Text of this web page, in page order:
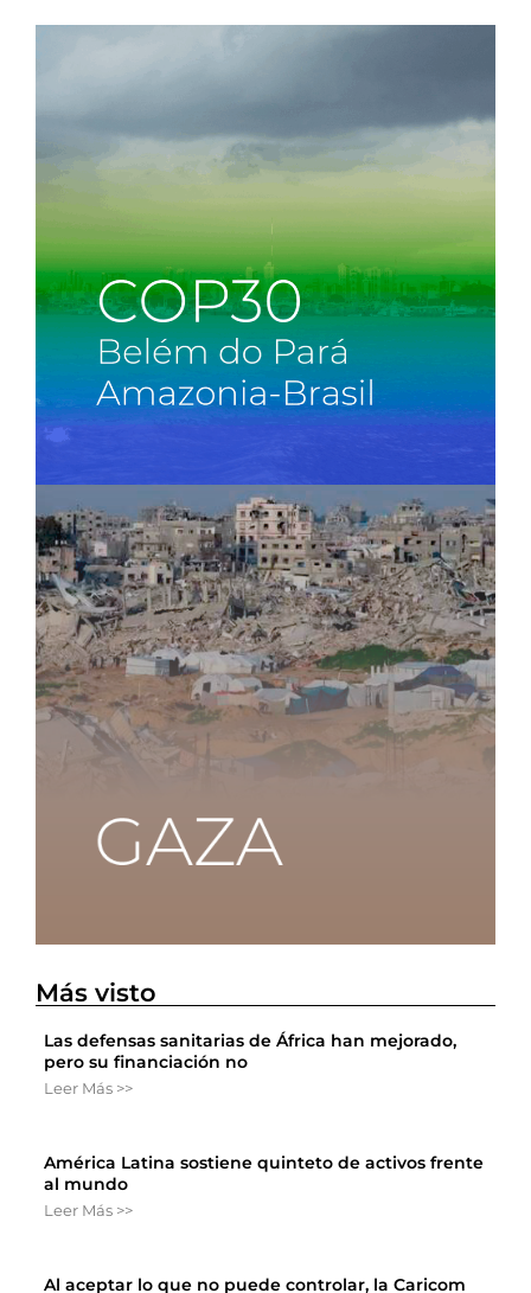
Más visto
Las defensas sanitarias de África han mejorado,
pero su financiación no
Leer Más >>
América Latina sostiene quinteto de activos frente
al mundo
Leer Más >>
Al aceptar lo que no puede controlar, la Caricom